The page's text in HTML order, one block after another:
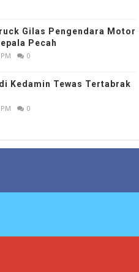
Gilas Pengendara Motor
Pecah
0
Kedamin Tewas Tertabrak
0